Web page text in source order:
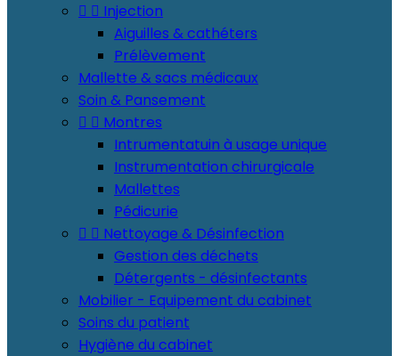
  Injection
Aiguilles & cathéters
Prélèvement
Mallette & sacs médicaux
Soin & Pansement
  Montres
Intrumentatuin à usage unique
Instrumentation chirurgicale
Mallettes
Pédicurie
  Nettoyage & Désinfection
Gestion des déchets
Détergents - désinfectants
Mobilier - Equipement du cabinet
Soins du patient
Hygiène du cabinet